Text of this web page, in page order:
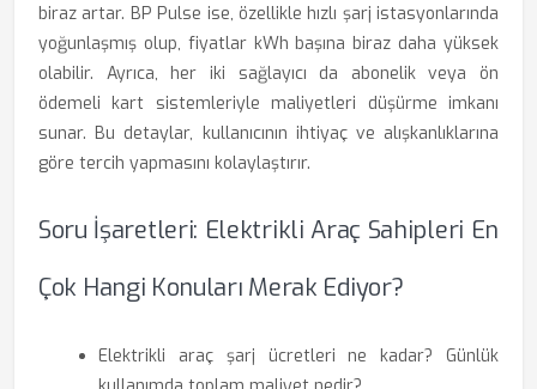
biraz artar. BP Pulse ise, özellikle hızlı şarj istasyonlarında
yoğunlaşmış olup, fiyatlar kWh başına biraz daha yüksek
olabilir. Ayrıca, her iki sağlayıcı da abonelik veya ön
ödemeli kart sistemleriyle maliyetleri düşürme imkanı
sunar. Bu detaylar, kullanıcının ihtiyaç ve alışkanlıklarına
göre tercih yapmasını kolaylaştırır.
Soru İşaretleri: Elektrikli Araç Sahipleri En
Çok Hangi Konuları Merak Ediyor?
Elektrikli araç şarj ücretleri ne kadar? Günlük